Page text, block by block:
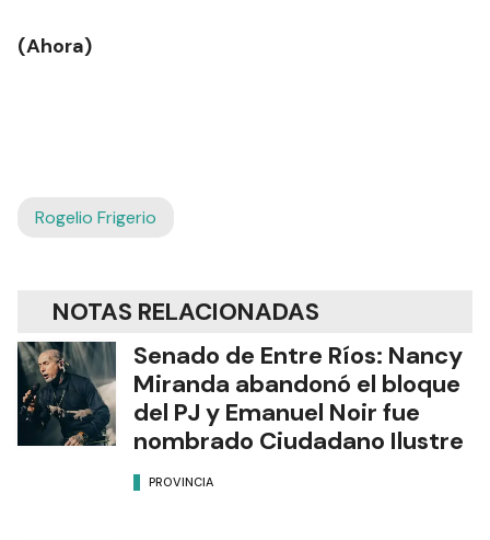
(Ahora)
Rogelio Frigerio
NOTAS RELACIONADAS
Senado de Entre Ríos: Nancy
Miranda abandonó el bloque
del PJ y Emanuel Noir fue
nombrado Ciudadano Ilustre
PROVINCIA